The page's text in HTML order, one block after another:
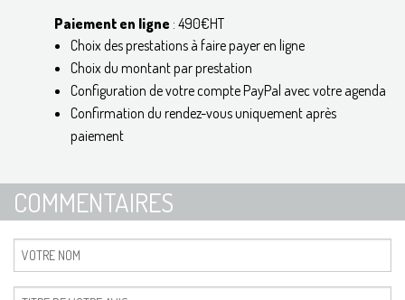
Paiement en ligne : 490€HT
Choix des prestations à faire payer en ligne
Choix du montant par prestation
Configuration de votre compte PayPal avec votre agenda
Confirmation du rendez-vous uniquement après
paiement
COMMENTAIRES